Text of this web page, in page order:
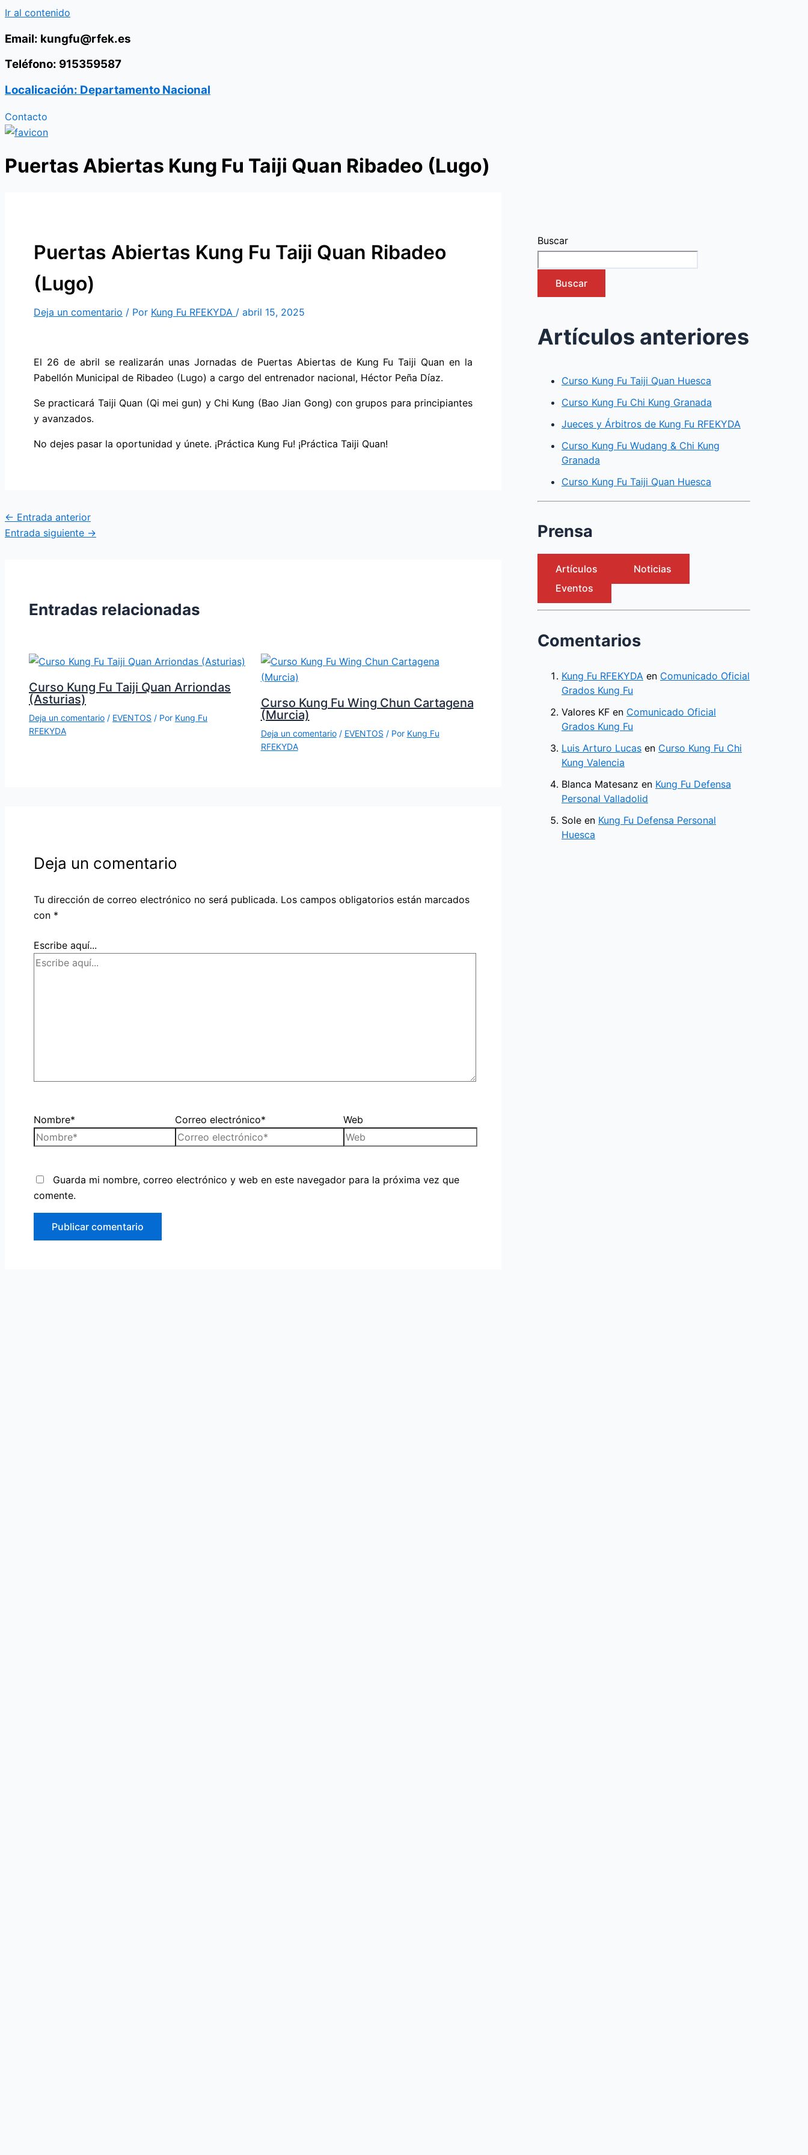
Ir al contenido
Email: kungfu@rfek.es
Teléfono: 915359587
Localicación: Departamento Nacional
Contacto
Puertas Abiertas Kung Fu Taiji Quan Ribadeo (Lugo)
Puertas Abiertas Kung Fu Taiji Quan Ribadeo
(Lugo)
Deja un comentario / Por Kung Fu RFEKYDA / abril 15, 2025
El 26 de abril se realizarán unas Jornadas de Puertas Abiertas de Kung Fu Taiji Quan en la
Pabellón Municipal de Ribadeo (Lugo) a cargo del entrenador nacional, Héctor Peña Díaz.
Se practicará Taiji Quan (Qi mei gun) y Chi Kung (Bao Jian Gong) con grupos para principiantes
y avanzados.
No dejes pasar la oportunidad y únete. ¡Práctica Kung Fu! ¡Práctica Taiji Quan!
← Entrada anterior
Entrada siguiente →
Entradas relacionadas
Curso Kung Fu Taiji Quan Arriondas
(Asturias)
Deja un comentario / EVENTOS / Por Kung Fu
RFEKYDA
Curso Kung Fu Wing Chun Cartagena
(Murcia)
Deja un comentario / EVENTOS / Por Kung Fu
RFEKYDA
Deja un comentario
Tu dirección de correo electrónico no será publicada. Los campos obligatorios están marcados
con *
Escribe aquí...
Nombre* Correo electrónico* Web
Guarda mi nombre, correo electrónico y web en este navegador para la próxima vez que
comente.
Buscar
Buscar
Artículos anteriores
Curso Kung Fu Taiji Quan Huesca
Curso Kung Fu Chi Kung Granada
Jueces y Árbitros de Kung Fu RFEKYDA
Curso Kung Fu Wudang & Chi Kung
Granada
Curso Kung Fu Taiji Quan Huesca
Prensa
Artículos
Noticias
Eventos
Comentarios
Kung Fu RFEKYDA en Comunicado Oficial
Grados Kung Fu
Valores KF en Comunicado Oficial
Grados Kung Fu
Luis Arturo Lucas en Curso Kung Fu Chi
Kung Valencia
Blanca Matesanz en Kung Fu Defensa
Personal Valladolid
Sole en Kung Fu Defensa Personal
Huesca